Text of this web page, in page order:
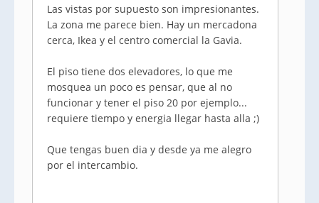
Las vistas por supuesto son impresionantes.
La zona me parece bien. Hay un mercadona
cerca, Ikea y el centro comercial la Gavia.
El piso tiene dos elevadores, lo que me
mosquea un poco es pensar, que al no
funcionar y tener el piso 20 por ejemplo...
requiere tiempo y energia llegar hasta alla ;)
Que tengas buen dia y desde ya me alegro
por el intercambio.